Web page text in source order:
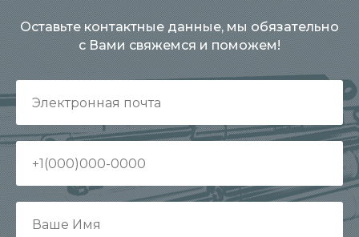
Оставьте контактные данные, мы обязательно
с Вами свяжемся и поможем!